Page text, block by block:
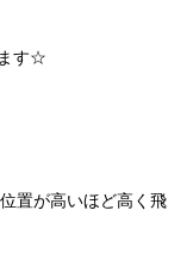
す☆
置が高いほど高く飛